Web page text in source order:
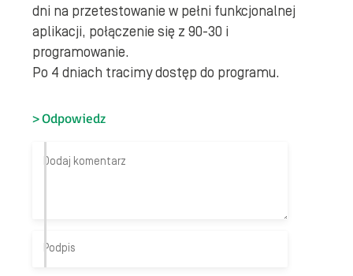
dni na przetestowanie w pełni funkcjonalnej
aplikacji, połączenie się z 90-30 i
programowanie.
Po 4 dniach tracimy dostęp do programu.
Odpowiedz